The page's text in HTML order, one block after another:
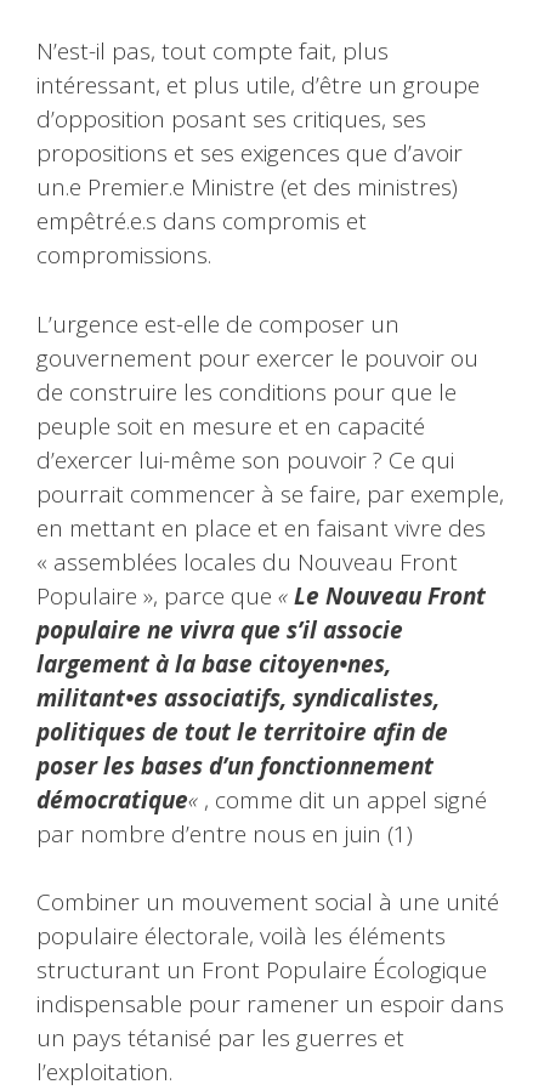
N’est-il pas, tout compte fait, plus
intéressant, et plus utile, d’être un groupe
d’opposition posant ses critiques, ses
propositions et ses exigences que d’avoir
un.e Premier.e Ministre (et des ministres)
empêtré.e.s dans compromis et
compromissions.
L’urgence est-elle de composer un
gouvernement pour exercer le pouvoir ou
de construire les conditions pour que le
peuple soit en mesure et en capacité
d’exercer lui-même son pouvoir ? Ce qui
pourrait commencer à se faire, par exemple,
en mettant en place et en faisant vivre des
« assemblées locales du Nouveau Front
Populaire », parce que «Le Nouveau Front
populaire ne vivra que s’il associe
largement à la base citoyen•nes,
militant•es associatifs, syndicalistes,
politiques de tout le territoire afin de
poser les bases d’un fonctionnement
démocratique« , comme dit un appel signé
par nombre d’entre nous en juin (1)
Combiner un mouvement social à une unité
populaire électorale, voilà les éléments
structurant un Front Populaire Écologique
indispensable pour ramener un espoir dans
un pays tétanisé par les guerres et
l’exploitation.